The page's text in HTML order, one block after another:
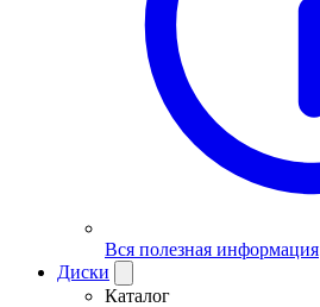
Вся полезная информация
Диски
Каталог